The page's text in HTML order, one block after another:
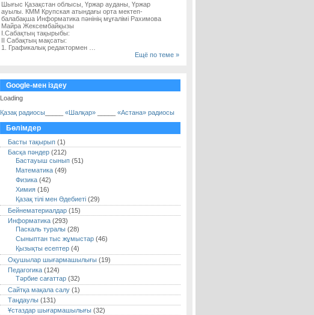
Шығыс Қазақстан облысы, Үржар ауданы, Үржар
ауылы. КММ Крупская атындағы орта мектеп-
балабақша Информатика пәнінің мұғалімі Рахимова
Майра Жексембайқызы
I.Сабақтың тақырыбы:
II Сабақтың мақсаты:
1. Графикалық редактормен …
Ещё по теме »
Google-мен іздеу
Loading
Қазақ радиосы
«Шалқар» «Астана» радиосы
Бөлімдер
Басты тақырып (1)
Басқа пәндер (212)
Бастауыш сынып (51)
Математика (49)
Физика (42)
Химия (16)
Қазақ тілі мен Әдебиеті (29)
Бейнематериалдар (15)
Информатика (293)
Паскаль туралы (28)
Сыныптан тыс жұмыстар (46)
Қызықты есептер (4)
Оқушылар шығармашылығы (19)
Педагогика (124)
Тәрбие сағаттар (32)
Сайтқа мақала салу (1)
Таңдаулы (131)
Ұстаздар шығармашылығы (32)